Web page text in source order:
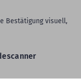
Bestätigung visuell,